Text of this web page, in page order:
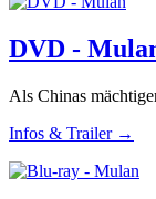
DVD -
Als Chinas
Infos & Trailer →